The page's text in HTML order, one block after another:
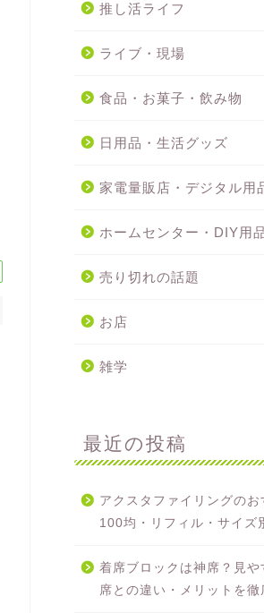
推し活ライフ
ライブ・現場
食品・お菓子・飲み物
日用品・生活グッズ
家電量販店・デジタル用
ホームセンター・DIY用
売り切れの話題
お店
雑学
最近の投稿
アクスタファイリングのお
100均・リフィル・サイズ
着席ブロックは神席？見や
席との違い・メリットを徹